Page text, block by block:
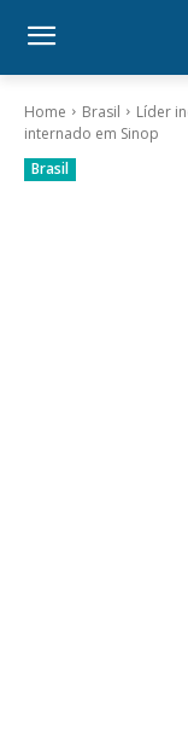
Home Brasil
Líder
internado em Sinop
Brasil